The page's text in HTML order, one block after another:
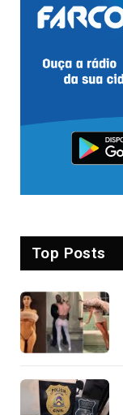
Top Posts